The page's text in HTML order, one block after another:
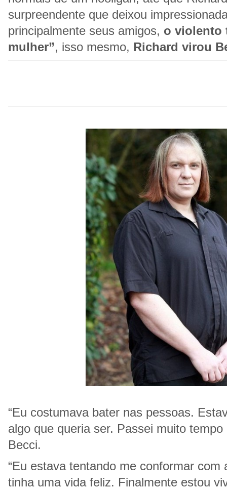
surpreendente que deixou
principalmente seus amigos, o violento
mulher”, isso mesmo, Richard virou
“Eu costumava bater nas pessoas.
algo que queria ser. Passei muito tempo
Becci.
“Eu estava tentando me conformar com
tinha uma vida feliz. Finalmente estou